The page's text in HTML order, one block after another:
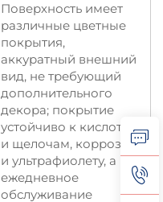
Поверхность имеет
различные цветные
покрытия,
аккуратный внешний
вид, не требующий
дополнительного
декора; покрытие
устойчиво к кислотам
и щелочам, коррозии
и ультрафиолету, а
ежедневное
обслуживание